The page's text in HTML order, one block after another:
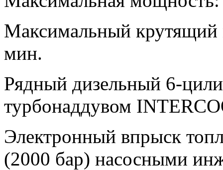
Максимальный
мин.
Рядный дизельный 6-
турбонаддувом
Электронный впрыск
(2000 бар) насосными